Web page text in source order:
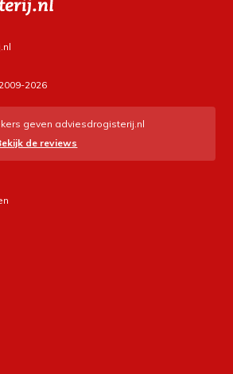
2026
geven adviesdrogisterij.nl
de reviews